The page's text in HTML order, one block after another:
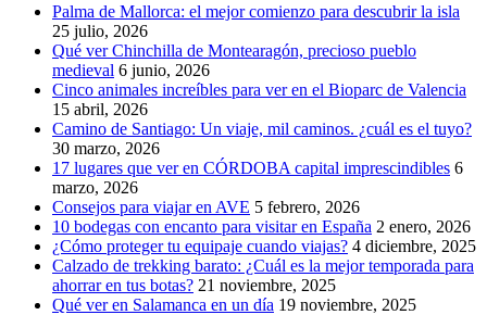
Palma de Mallorca: el mejor comienzo para descubrir la isla
25 julio, 2026
Qué ver Chinchilla de Montearagón, precioso pueblo
medieval 6 junio, 2026
Cinco animales increíbles para ver en el Bioparc de Valencia
15 abril, 2026
Camino de Santiago: Un viaje, mil caminos. ¿cuál es el tuyo?
30 marzo, 2026
17 lugares que ver en CÓRDOBA capital imprescindibles 6
marzo, 2026
Consejos para viajar en AVE 5 febrero, 2026
10 bodegas con encanto para visitar en España 2 enero, 2026
¿Cómo proteger tu equipaje cuando viajas? 4 diciembre, 2025
Calzado de trekking barato: ¿Cuál es la mejor temporada para
ahorrar en tus botas? 21 noviembre, 2025
Qué ver en Salamanca en un día 19 noviembre, 2025